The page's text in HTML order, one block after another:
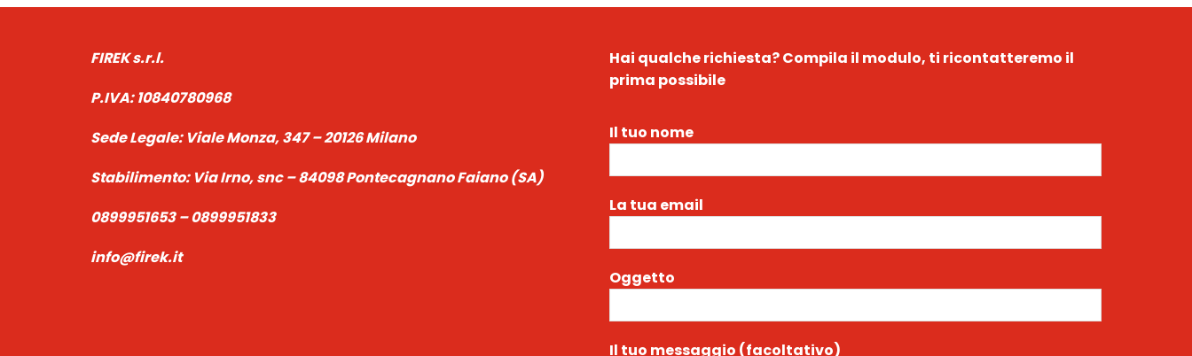
FIREK s.r.l.
P.IVA:10840780968
Sede Legale:Viale Monza, 347 – 20126 Milano
Stabilimento:Via Irno, snc – 84098 Pontecagnano Faiano (SA)
0899951653 – 0899951833
info@firek.it
Hai qualche richiesta?Compila il modulo, ti ricontatteremo il
prima possibile
Il tuo nome
La tua email
Oggetto
Il tuo messaggio (facoltativo)